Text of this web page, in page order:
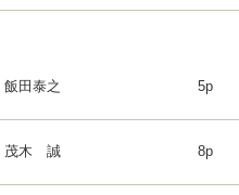
飯田泰之 5p
茂木 誠 8p